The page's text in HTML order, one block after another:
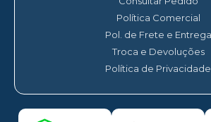
Política Comercial
Pol. de Frete e Entrega
Troca e Devoluções
Política de Privacidade